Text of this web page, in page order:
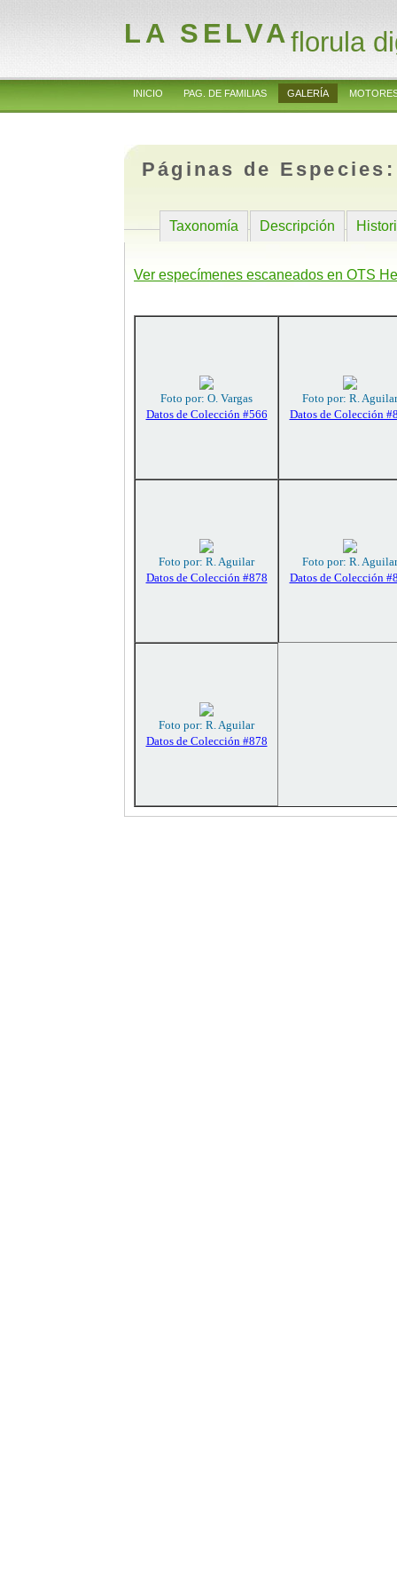
LA SELVAflorula
INICIO PAG. DE FAMILIAS GALERÍA
Páginas de
Taxonomía Descripción
Ver especímenes escaneados en OTS
Foto por: O. Vargas
Datos de Colección #566
Foto por: R. Aguilar
Datos de Colección
Foto por: R. Aguilar
Datos de Colección #878
Foto por: R. Aguilar
Datos de Colección
Foto por: R. Aguilar
Datos de Colección #878